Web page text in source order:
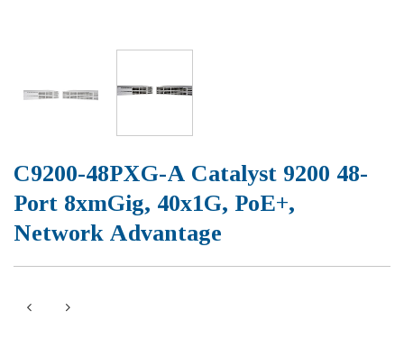
C9200-48PXG-A Catalyst 9200 48-
Port 8xmGig, 40x1G, PoE+,
Network Advantage